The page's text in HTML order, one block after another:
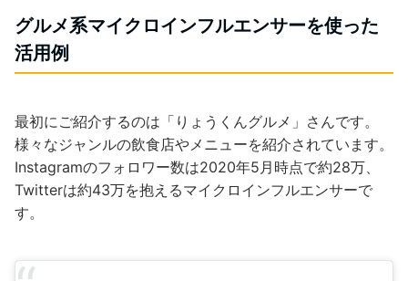
グルメ系マイクロインフルエンサーを使った
活用例
最初にご紹介するのは「りょうくんグルメ」さんです。
様々なジャンルの飲食店やメニューを紹介されています。
Instagramのフォロワー数は2020年5月時点で約28万、
Twitterは約43万を抱えるマイクロインフルエンサーで
す。